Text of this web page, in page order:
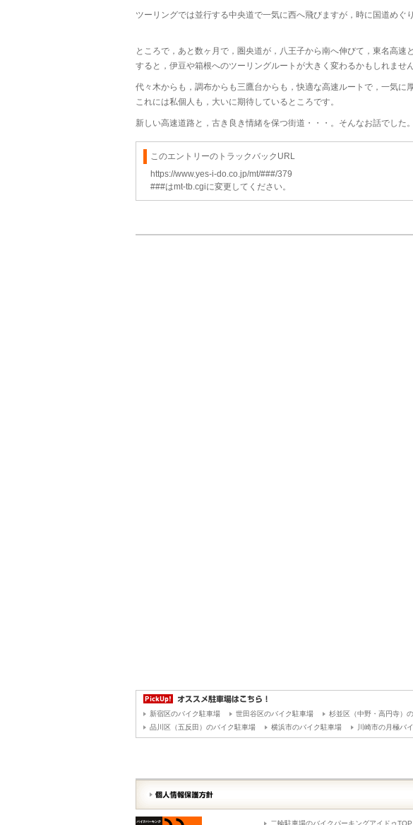
ツーリングでは並行する中央道で一気に西へ飛びますが，時に国道めぐ
ところで，あと数ヶ月で，圏央道が，八王子から南へ伸びて，東名高速
すると，伊豆や箱根へのツーリングルートが大きく変わるかもしれません
代々木からも，調布からも三鷹台からも，快適な高速ルートで，一気に
これには私個人も，大いに期待しているところです。
新しい高速道路と，古き良き情緒を保つ街道・・・。そんなお話でした。
このエントリーのトラックバックURL
https://www.yes-i-do.co.jp/mt/###/379
###はmt-tb.cgiに変更してください。
新宿区のバイク駐車場 世田谷区のバイク駐車場 杉並区（中野・高円寺）
品川区（五反田）のバイク駐車場
横浜市のバイク駐車場 川崎市の月極バ
二輪駐車場のバイクパーキングアイドゥTOP